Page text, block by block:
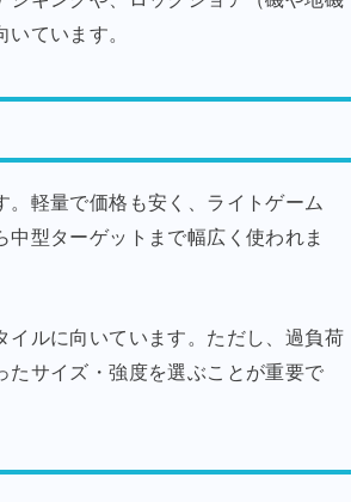
ています。
軽量で価格も安く、ライトゲーム
中型ターゲットまで幅広く使われま
ルに向いています。ただし、過負荷
サイズ・強度を選ぶことが重要で